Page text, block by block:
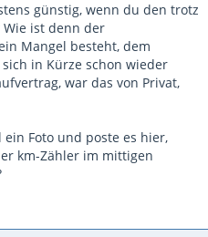
günstig, wenn du den trotz
Wie ist denn der
Mangel besteht, dem
in Kürze schon wieder
war das von Privat,
Foto und poste es hier,
km-Zähler im mittigen